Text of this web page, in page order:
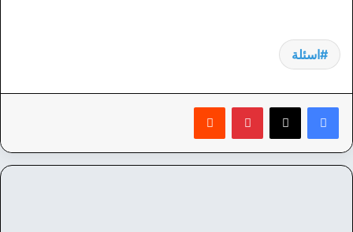
اسئلة
بينتيريست